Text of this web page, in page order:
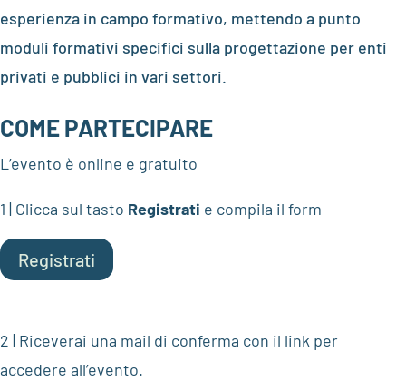
esperienza in campo formativo, mettendo a punto
moduli formativi specifici sulla progettazione per enti
privati e pubblici in vari settori.
COME PARTECIPARE
L’evento è online e gratuito
1 | Clicca sul tasto Registrati e compila il form
Registrati
2 | Riceverai una mail di conferma con il link per
accedere all’evento.